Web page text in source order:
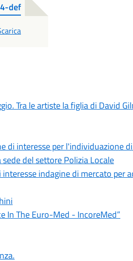
def
Tra le artiste la figlia di David
di interesse per l'individuazione
del settore Polizia Locale
indagine di mercato per
In The Euro-Med - IncoreMed”